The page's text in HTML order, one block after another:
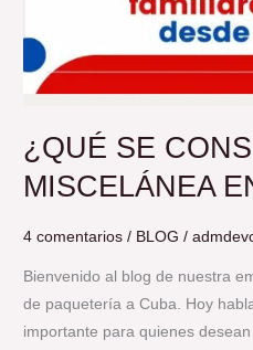
¿QUÉ SE
MISCELÁNEA
4 comentarios / BLOG /
Bienvenido al blog de nuestra
de paquetería a Cuba. Hoy
importante para quienes